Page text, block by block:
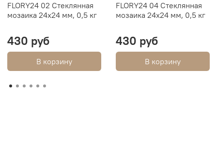
FLORY24 02 Стеклянная
мозаика 24х24 мм, 0,5 кг
430 руб
В корзину
FLORY24 04 Стеклянная
мозаика 24х24 мм, 0,5 кг
430 руб
В корзину